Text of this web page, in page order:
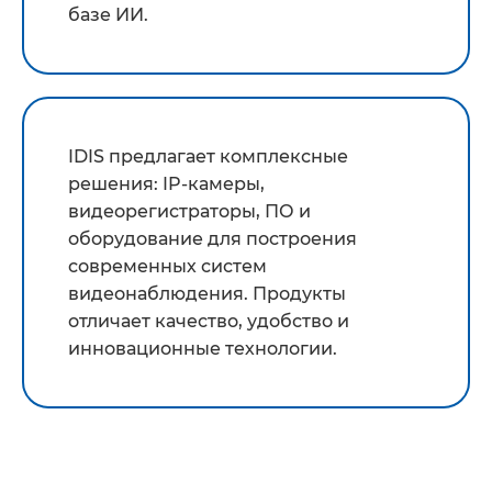
базе ИИ.
IDIS предлагает комплексные
решения: IP-камеры,
видеорегистраторы, ПО и
оборудование для построения
современных систем
видеонаблюдения. Продукты
отличает качество, удобство и
инновационные технологии.